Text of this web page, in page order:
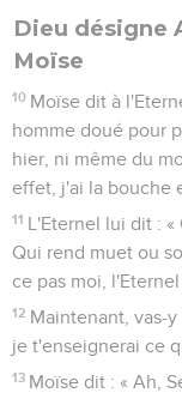
Dieu désigne
Moïse
10 Moïse dit à
homme doué pour
hier, ni même du
effet, j'ai la bouche
11 L'Eternel lui dit :
Qui rend muet ou
ce pas moi, l'Eternel
12 Maintenant, vas-
je t'enseignerai ce
13 Moïse dit : « Ah,